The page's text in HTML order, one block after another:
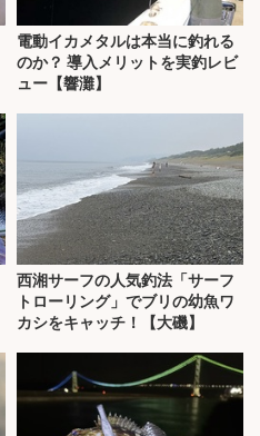
電動イカメタルは本当に釣れる
のか？ 導入メリットを実釣レビ
ュー【響灘】
西湘サーフの人気釣法「サーフ
トローリング」でブリの幼魚ワ
カシをキャッチ！【大磯】